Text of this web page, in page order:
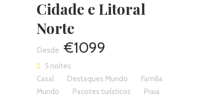
Cidade e Litoral
Norte
€1099
5 noites
Casal
Destaques Mundo
Família
Mundo
Pacotes turísticos Praia